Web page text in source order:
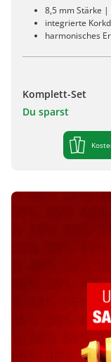
8,5 mm Stärke |
integrierte
harmonisches
Komplett-Set
Du sparst